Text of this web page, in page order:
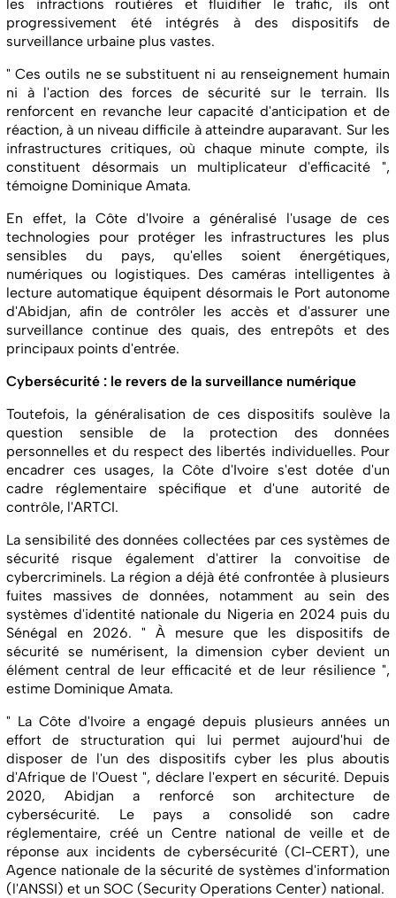
les infractions routières et fluidifier le trafic, ils ont
progressivement été intégrés à des dispositifs de
surveillance urbaine plus vastes.
" Ces outils ne se substituent ni au renseignement humain
ni à l'action des forces de sécurité sur le terrain. Ils
renforcent en revanche leur capacité d'anticipation et de
réaction, à un niveau difficile à atteindre auparavant. Sur les
infrastructures critiques, où chaque minute compte, ils
constituent désormais un multiplicateur d'efficacité ",
témoigne Dominique Amata.
En effet, la Côte d'Ivoire a généralisé l'usage de ces
technologies pour protéger les infrastructures les plus
sensibles du pays, qu'elles soient énergétiques,
numériques ou logistiques. Des caméras intelligentes à
lecture automatique équipent désormais le Port autonome
d'Abidjan, afin de contrôler les accès et d'assurer une
surveillance continue des quais, des entrepôts et des
principaux points d'entrée.
Cybersécurité : le revers de la surveillance numérique
Toutefois, la généralisation de ces dispositifs soulève la
question sensible de la protection des données
personnelles et du respect des libertés individuelles. Pour
encadrer ces usages, la Côte d'Ivoire s'est dotée d'un
cadre réglementaire spécifique et d'une autorité de
contrôle, l'ARTCI.
La sensibilité des données collectées par ces systèmes de
sécurité risque également d'attirer la convoitise de
cybercriminels. La région a déjà été confrontée à plusieurs
fuites massives de données, notamment au sein des
systèmes d'identité nationale du Nigeria en 2024 puis du
Sénégal en 2026. " À mesure que les dispositifs de
sécurité se numérisent, la dimension cyber devient un
élément central de leur efficacité et de leur résilience ",
estime Dominique Amata.
" La Côte d'Ivoire a engagé depuis plusieurs années un
effort de structuration qui lui permet aujourd'hui de
disposer de l'un des dispositifs cyber les plus aboutis
d'Afrique de l'Ouest ", déclare l'expert en sécurité. Depuis
2020, Abidjan a renforcé son architecture de
cybersécurité. Le pays a consolidé son cadre
réglementaire, créé un Centre national de veille et de
réponse aux incidents de cybersécurité (CI-CERT), une
Agence nationale de la sécurité de systèmes d'information
(l'ANSSI) et un SOC (Security Operations Center) national.